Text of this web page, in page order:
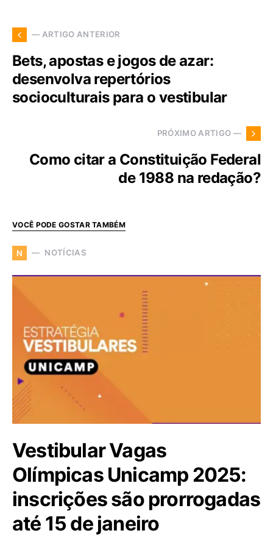
— ARTIGO ANTERIOR
Bets, apostas e jogos de azar:
desenvolva repertórios
socioculturais para o vestibular
PRÓXIMO ARTIGO —
Como citar a Constituição Federal
de 1988 na redação?
VOCÊ PODE GOSTAR TAMBÉM
N NOTÍCIAS
Vestibular Vagas
Olímpicas Unicamp 2025:
inscrições são prorrogadas
até 15 de janeiro